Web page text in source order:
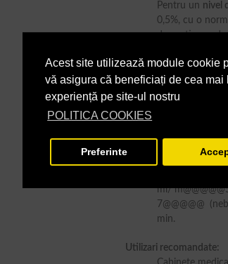
Acest site utilizează module cookie
vă asigura că beneficiați de cea mai
experiență pe site-ul nostru
POLITICA COOKIES
Preferinte
Pentru un nivel
0,5%, cu o
de actiune de
pulverizati
presiune peste
olaveta
imerseaza
actiune
cabinete de
dozaj de 1%,
ml/
7@@@@@
min.
Utilizari recomandate: